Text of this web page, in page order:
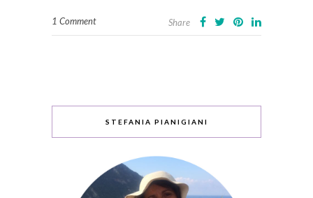
1 Comment Share
STEFANIA PIANIGIANI